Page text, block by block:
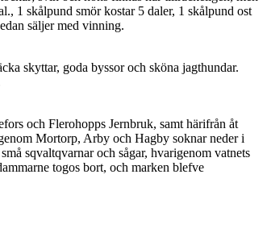
1 skålpund smör kostar 5 daler, 1 skålpund ost
säljer med vinning.
skyttar, goda byssor och sköna jagthundar.
och Flerohopps Jernbruk, samt härifrån åt
Mortorp, Arby och Hagby soknar neder i
sqvaltqvarnar och sågar, hvarigenom vatnets
togos bort, och marken blefve